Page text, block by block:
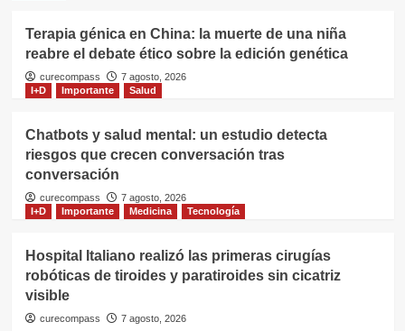
Terapia génica en China: la muerte de una niña
reabre el debate ético sobre la edición genética
curecompass
7 agosto, 2026
I+D
Importante Salud
Chatbots y salud mental: un estudio detecta
riesgos que crecen conversación tras
conversación
curecompass
7 agosto, 2026
I+D
Importante Medicina Tecnología
Hospital Italiano realizó las primeras cirugías
robóticas de tiroides y paratiroides sin cicatriz
visible
curecompass 7 agosto, 2026